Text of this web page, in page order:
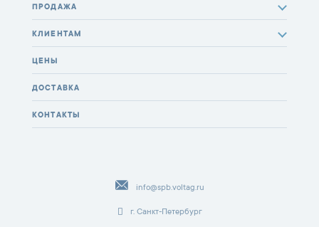
ПРОДАЖА
КЛИЕНТАМ
ЦЕНЫ
ДОСТАВКА
КОНТАКТЫ
info@spb.voltag.ru
г. Санкт-Петербург